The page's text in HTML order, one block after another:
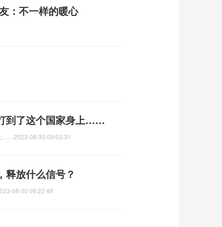
：不一样的暖心
到了这个国家身上……
…… 2023-08-30 09:03:31
释放什么信号？
08-30 09:22:49